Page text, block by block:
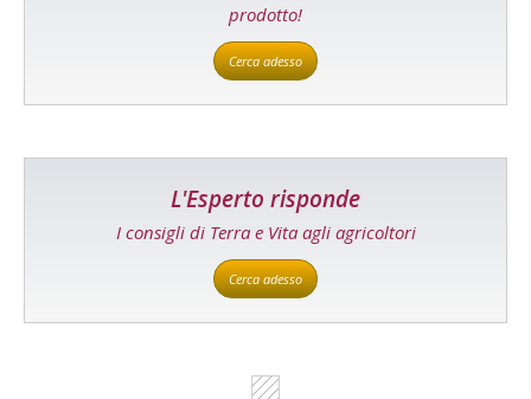
prodotto!
Cerca adesso
L'Esperto risponde
I consigli di Terra e Vita agli agricoltori
Cerca adesso